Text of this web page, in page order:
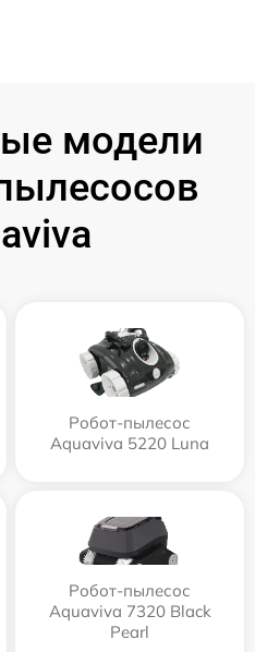
модели
Робот-пылесос
Aquaviva 5220 Luna
Робот-пылесос
Aquaviva 7320 Black
Pearl